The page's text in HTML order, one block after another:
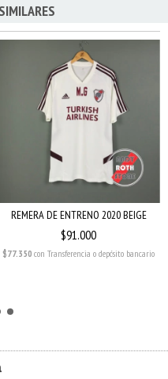
REMERA DE ENTRENO 2020 BEIGE
$91.000
$77.350con Transferencia o depósito bancario